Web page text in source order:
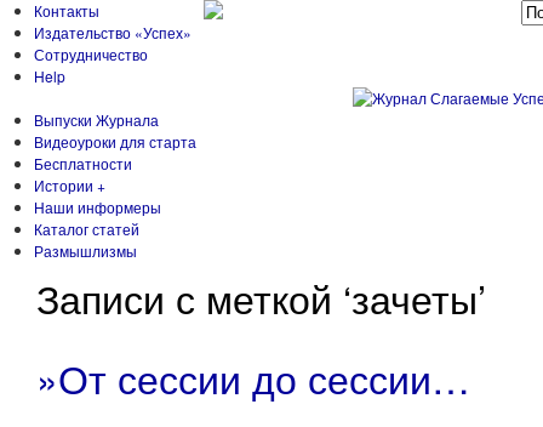
Контакты
Издательство «Успех»
Сотрудничество
Help
Выпуски Журнала
Видеоуроки для старта
Бесплатности
Истории +
Наши информеры
Каталог статей
Размышлизмы
Записи с меткой ‘зачеты’
»От сессии до сессии…